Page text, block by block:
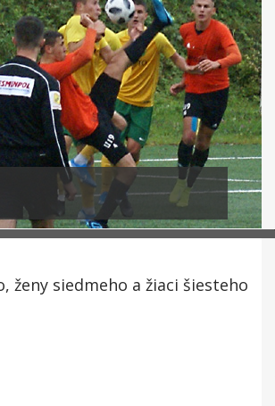
ženy siedmeho a žiaci šiesteho